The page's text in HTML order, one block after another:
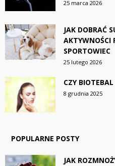
25 marca 2026
JAK DOBRAĆ
AKTYWNOŚCI
SPORTOWIEC
25 lutego 2026
CZY
8 grudnia 2025
POPULARNE POSTY
JAK